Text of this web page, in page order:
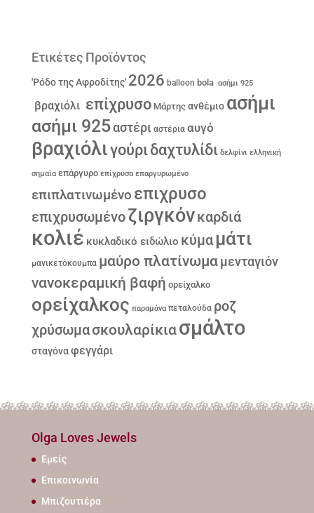
Ετικέτες Προϊόντος
'Ρόδο της Αφροδίτης' 2026 balloon bola ασήμι 925
βραχιόλι επίχρυσο Μάρτης ανθέμιο ασήμι
ασήμι 925αστέρι αστέρια αυγό
βραχιόλιγούριδαχτυλίδι δελφίνι ελληνική
σημαία επάργυρο επίχρυσα επαργυρωμένο
επιπλατινωμένο επιχρυσο
επιχρυσωμένοζιργκόνκαρδιά
κολιέ κυκλαδικό ειδώλιο κύμα μάτι
μανικετόκουμπα μαύρο πλατίνωμα μενταγιόν
νανοκεραμική βαφή ορείχαλκο
ορείχαλκος παραμάνα πεταλούδα ροζ
χρύσωμασκουλαρίκιασμάλτο
σταγόνα φεγγάρι
Olga Loves Jewels
Εμείς
Επικοινωνία
Μπιζουτιέρα